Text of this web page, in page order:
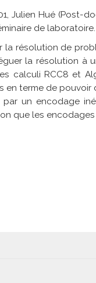
Julien Hué (Post-
de laboratoire.
la résolution de
la résolution à
calculi RCC8 et
en terme de
par un encodage
que les